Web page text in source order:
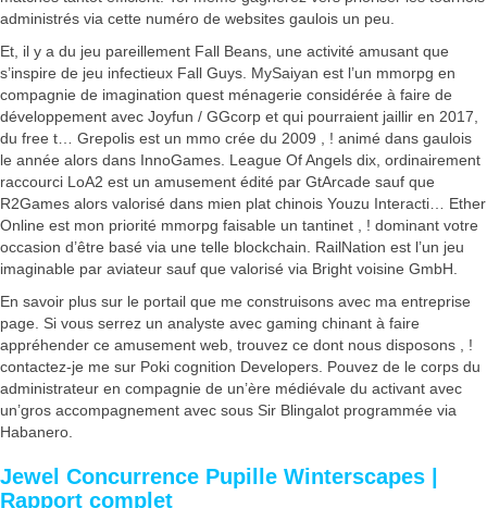
administrés via cette numéro de websites gaulois un peu.
Et, il y a du jeu pareillement Fall Beans, une activité amusant que
s’inspire de jeu infectieux Fall Guys. MySaiyan est l’un mmorpg en
compagnie de imagination quest ménagerie considérée à faire de
développement avec Joyfun / GGcorp et qui pourraient jaillir en 2017,
du free t… Grepolis est un mmo crée du 2009 , ! animé dans gaulois
le année alors dans InnoGames. League Of Angels dix, ordinairement
raccourci LoA2 est un amusement édité par GtArcade sauf que
R2Games alors valorisé dans mien plat chinois Youzu Interacti… Ether
Online est mon priorité mmorpg faisable un tantinet , ! dominant votre
occasion d’être basé via une telle blockchain. RailNation est l’un jeu
imaginable par aviateur sauf que valorisé via Bright voisine GmbH.
En savoir plus sur le portail que me construisons avec ma entreprise
page. Si vous serrez un analyste avec gaming chinant à faire
appréhender ce amusement web, trouvez ce dont nous disposons , !
contactez-je me sur Poki cognition Developers. Pouvez de le corps du
administrateur en compagnie de un’ère médiévale du activant avec
un’gros accompagnement avec sous Sir Blingalot programmée via
Habanero.
Jewel Concurrence Pupille Winterscapes |
Rapport complet